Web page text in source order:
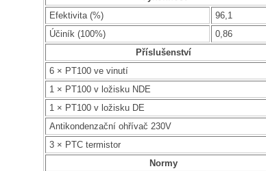
Efektivita (%)
96,1
Účiník (100%)
0,86
Příslušenství
6 × PT100 ve vinutí
1 × PT100 v ložisku NDE
1 × PT100 v ložisku DE
Antikondenzační ohřívač 230V
3 × PTC termistor
Normy